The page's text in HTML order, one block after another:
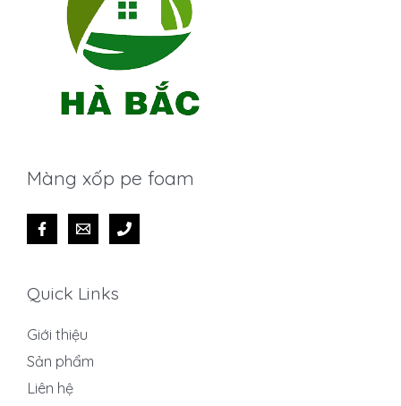
Màng xốp pe foam
Quick Links
Giới thiệu
Sản phẩm
Liên hệ